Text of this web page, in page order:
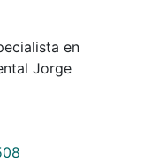
en
Jorge